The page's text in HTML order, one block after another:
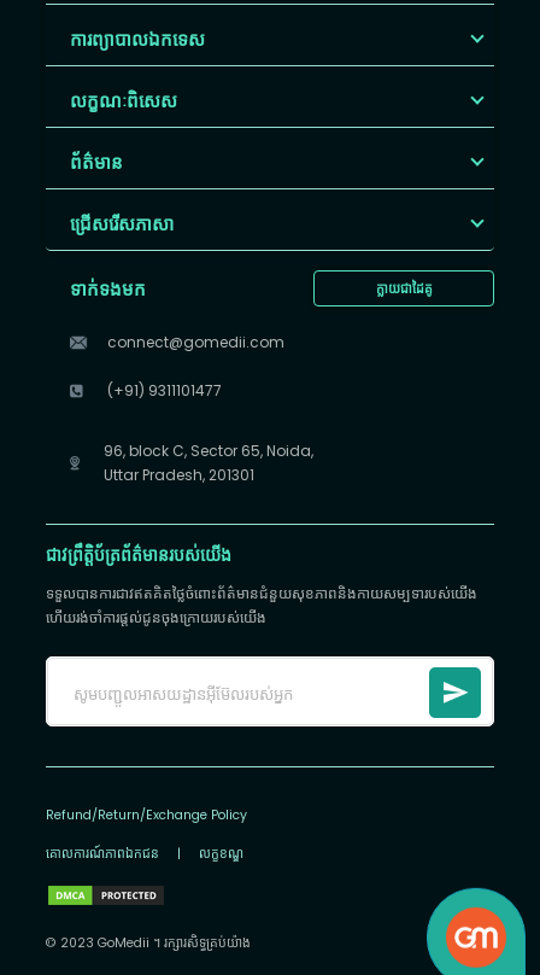
ការព្យាបាលឯកទេស
លក្ខណៈពិសេស
ព័ត៌មាន
ជ្រើសរើស​ភាសា
ក្លាយជាដៃគូ
ទាក់ទងមក
connect@gomedii.com
(+91) 9311101477
96, block C, Sector 65, Noida,
Uttar Pradesh, 201301
ជាវព្រឹត្តិប័ត្រព័ត៌មានរបស់យើង
ទទួលបានការជាវឥតគិតថ្លៃចំពោះព័ត៌មានជំនួយសុខភាពនិងកាយសម្បទារបស់យើង
ហើយរង់ចាំការផ្តល់ជូនចុងក្រោយរបស់យើង
Refund/Return/Exchange Policy
គោលការណ៍​ភាព​ឯកជន | លក្ខខណ្ឌ
© 2023 GoMedii ។ រក្សា​រ​សិទ្ធ​គ្រប់យ៉ាង